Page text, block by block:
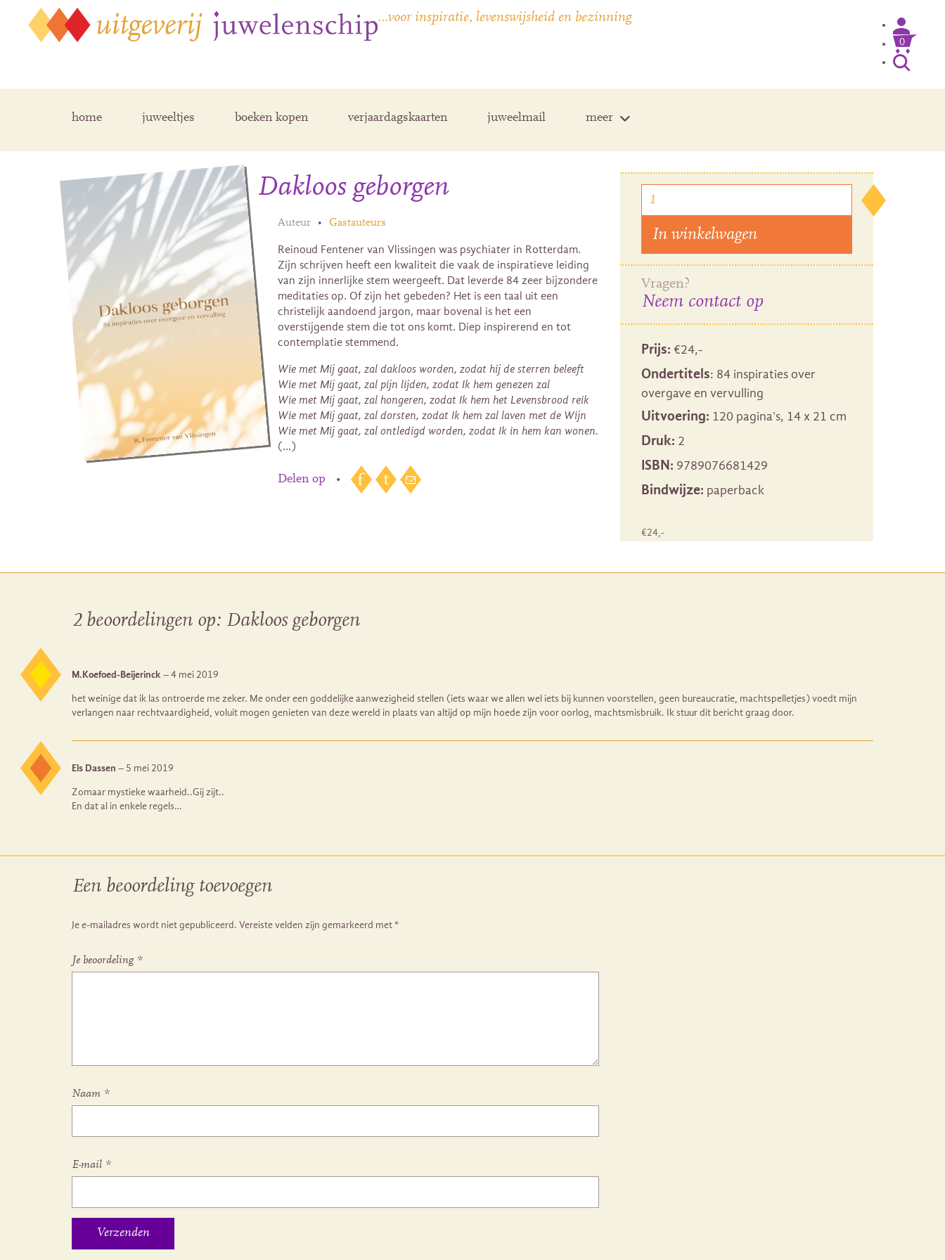
…voor inspiratie, levenswijsheid en bezinning
0
home juweeltjes boeken kopen verjaardagskaarten juweelmail meer
Dakloos geborgen
Auteur • Gastauteurs
Reinoud Fentener van Vlissingen was psychiater in Rotterdam.
Zijn schrijven heeft een kwaliteit die vaak de inspiratieve leiding
van zijn innerlijke stem weergeeft. Dat leverde 84 zeer bijzondere
meditaties op. Of zijn het gebeden? Het is een taal uit een
christelijk aandoend jargon, maar bovenal is het een
overstijgende stem die tot ons komt. Diep inspirerend en tot
contemplatie stemmend.
Wie met Mij gaat, zal dakloos worden, zodat hij de sterren beleeft
Wie met Mij gaat, zal pijn lijden, zodat Ik hem genezen zal
Wie met Mij gaat, zal hongeren, zodat Ik hem het Levensbrood reik
Wie met Mij gaat, zal dorsten, zodat Ik hem zal laven met de Wijn
Wie met Mij gaat, zal ontledigd worden, zodat Ik in hem kan wonen.
(…)
Delen op •
In winkelwagen
Vragen?
Neem contact op
Prijs: €24,-
Ondertitels: 84 inspiraties over
overgave en vervulling
Uitvoering: 120 pagina's, 14 x 21 cm
Druk: 2
ISBN: 9789076681429
Bindwijze: paperback
€24,-
2 beoordelingen op: Dakloos geborgen
M.Koefoed-Beijerinck–4 mei 2019
het weinige dat ik las ontroerde me zeker. Me onder een goddelijke aanwezigheid stellen (iets waar we allen wel iets bij kunnen voorstellen, geen bureaucratie, machtspelletjes) voedt mijn
verlangen naar rechtvaardigheid, voluit mogen genieten van deze wereld in plaats van altijd op mijn hoede zijn voor oorlog, machtsmisbruik. Ik stuur dit bericht graag door.
Els Dassen – 5 mei 2019
Zomaar mystieke waarheid..Gij zijt..
En dat al in enkele regels…
Een beoordeling toevoegen
Je e-mailadres wordt niet gepubliceerd. Vereiste velden zijn gemarkeerd met*
Je beoordeling *
Naam *
E-mail *